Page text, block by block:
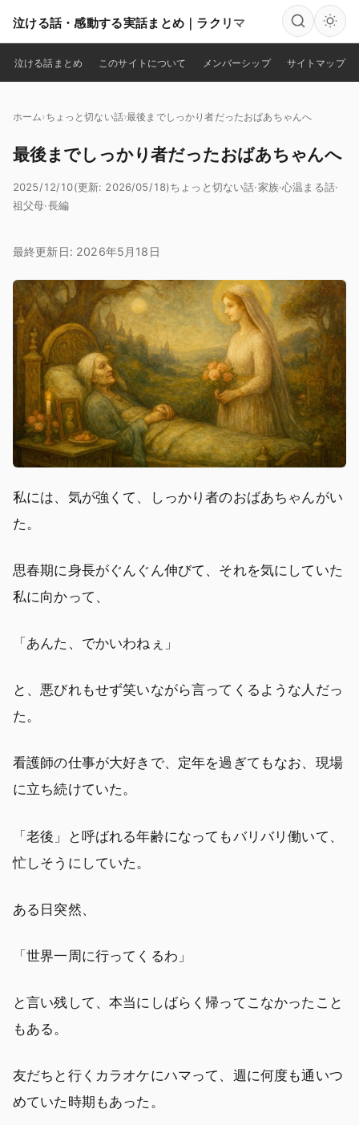
泣ける話・感動する実話まとめ｜ラクリマ
検索
泣ける話まとめ このサイトについて メンバーシップ サイトマップ
ホーム ちょっと切ない話 最後までしっかり者だったおばあちゃんへ
最後までしっかり者だったおばあちゃんへ
2025/12/10(更新: 2026/05/18)ちょっと切ない話·家族·心温まる話·
祖父母·長編
最終更新日: 2026年5月18日
私には、気が強くて、しっかり者のおばあちゃんがい
た。
思春期に身長がぐんぐん伸びて、それを気にしていた
私に向かって、
「あんた、でかいわねぇ」
と、悪びれもせず笑いながら言ってくるような人だっ
た。
看護師の仕事が大好きで、定年を過ぎてもなお、現場
に立ち続けていた。
「老後」と呼ばれる年齢になってもバリバリ働いて、
忙しそうにしていた。
ある日突然、
「世界一周に行ってくるわ」
と言い残して、本当にしばらく帰ってこなかったこと
もある。
友だちと行くカラオケにハマって、週に何度も通いつ
めていた時期もあった。